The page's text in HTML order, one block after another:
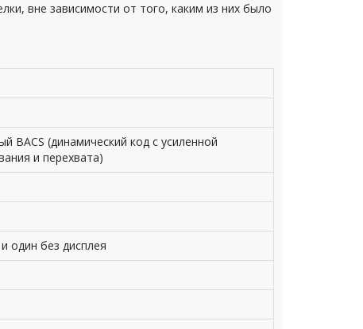
вне зависимости от того, каким из них было
BACS (динамический код с усиленной
и перехвата)
один без дисплея